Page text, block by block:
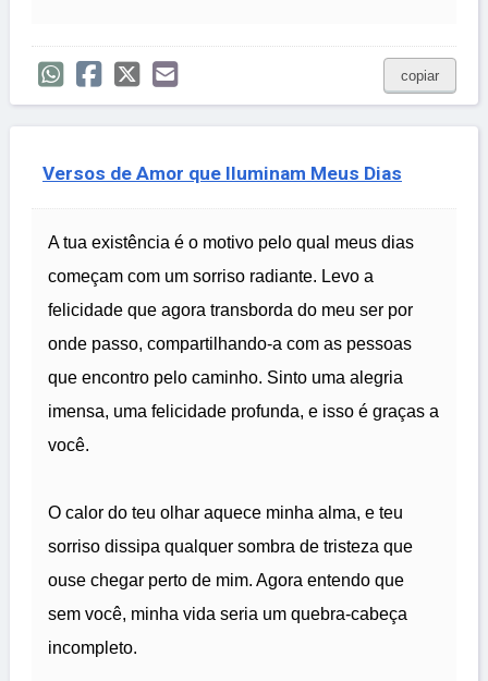
copiar
Versos de Amor que Iluminam Meus Dias
A tua existência é o motivo pelo qual meus dias
começam com um sorriso radiante. Levo a
felicidade que agora transborda do meu ser por
onde passo, compartilhando-a com as pessoas
que encontro pelo caminho. Sinto uma alegria
imensa, uma felicidade profunda, e isso é graças a
você.
O calor do teu olhar aquece minha alma, e teu
sorriso dissipa qualquer sombra de tristeza que
ouse chegar perto de mim. Agora entendo que
sem você, minha vida seria um quebra-cabeça
incompleto.